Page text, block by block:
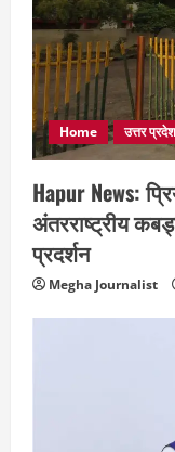
Home उत्तर प्रदेश
Hapur News:
अंतरराष्ट्रीय
प्रदर्शन
Megha Journalist